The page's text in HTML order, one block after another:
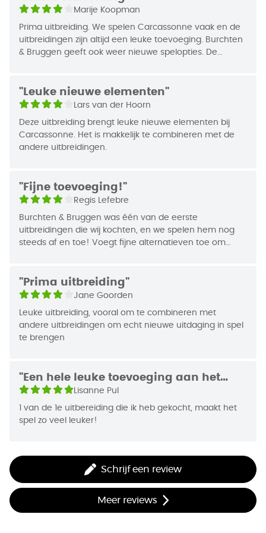
deze uitbreiding. De bruggen geven je nog meer
opties in het aanleggen van sterke tegels en de
burchten en boerderijen bieden nieuwe manieren
om punten te scoren!
Bij het plaatsen van tegels kun je nu ook wegen op
weilanden laten aansluiten. Doe je dit, dan zet je
een brug over de tegel heen, zodat de weg aan de
andere kant vervolgd kan worden. Voltooi je een
stad van maar twee tegels, dan maak je daar een
kunnen ook boerderijtegels geplaatst worden, waar
boeren in kunnen wonen. Al deze nieuwe gebouwen
leveren je uiteindelijk extra punten op bij het scoren
van de projecten!
Kies deze uitbreiding voor nog meer variatie in
waardevolle gebouwen!
999 Games weet wat leuke spellen zijn, geen saaie
beurten tot je eindelijk uit de put komt, eeuwig
durende strijd om continenten of eindeloos
wils. Van snelle kaartspellen zoals Beverbende,
uitdagende dobbelspellen zoals Keer op Keer of
Clever tot moderne klassiekers zoals Catan, 30
Seconds, Wingspan en Carcassonne. Bovendien
als je na aankoop een onderdeel mist. Je krijgt
gegarandeerd een antwoord vol speelplezier!
Jaar van Uitgifte 2025
Marije Koopman
Prima uitbreiding. We spelen Carcassonne vaak en de
uitbreidingen zijn altijd een leuke toevoeging. Burchten
& Bruggen geeft ook weer nieuwe spelopties. De
uitbreidingen hebben wel wat meer diepgang of
vernieuwende opties.
"Leuke nieuwe elementen"
Lars van der Hoorn
Deze uitbreiding brengt leuke nieuwe elementen bij
Carcassonne. Het is makkelijk te combineren met de
andere uitbreidingen.
"Fijne toevoeging!"
Regis Lefebre
Burchten & Bruggen was één van de eerste
uitbreidingen die wij kochten, en we spelen hem nog
steeds af en toe! Voegt fijne alternatieven toe om
"Prima uitbreiding"
Jane Goorden
Leuke uitbreiding, vooral om te combineren met
andere uitbreidingen om echt nieuwe uitdaging in spel
te brengen
"Een hele leuke toevoeging aan het
basisspel"Lisanne Pul
1 van de 1e uitbereiding die ik heb gekocht, maakt het
spel zo veel leuker!
Schrijf een review
Meer reviews